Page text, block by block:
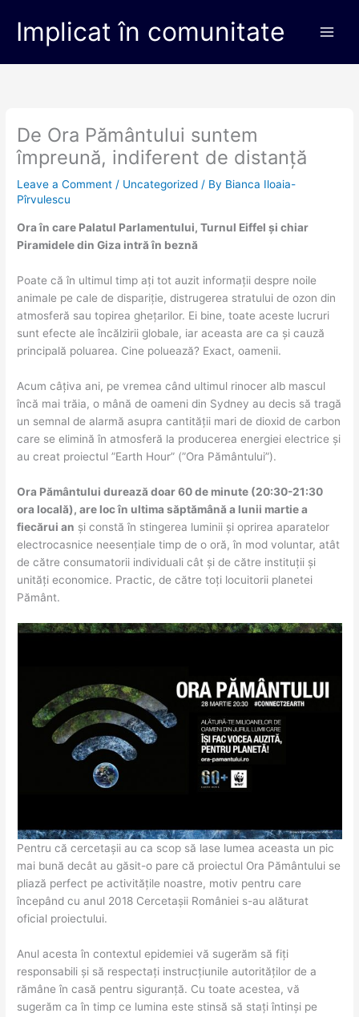
contentImplicat în comunitate
De Ora Pământului suntem
împreună, indiferent de distanță
Leave a Comment / Uncategorized / By Bianca Iloaia-
Pîrvulescu
Ora în care Palatul Parlamentului, Turnul Eiffel și chiar
Piramidele din Giza intră în beznă
Poate că în ultimul timp ați tot auzit informații despre noile
animale pe cale de dispariție, distrugerea stratului de ozon din
atmosferă sau topirea ghețarilor. Ei bine, toate aceste lucruri
sunt efecte ale încălzirii globale, iar aceasta are ca și cauză
principală poluarea. Cine poluează? Exact, oamenii.
Acum câțiva ani, pe vremea când ultimul rinocer alb mascul
încă mai trăia, o mână de oameni din Sydney au decis să tragă
un semnal de alarmă asupra cantității mari de dioxid de carbon
care se elimină în atmosferă la producerea energiei electrice și
au creat proiectul ”Earth Hour” (”Ora Pământului”).
Ora Pământului durează doar 60 de minute (20:30-21:30
ora locală), are loc în ultima săptămână a lunii martie a
fiecărui an și constă în stingerea luminii și oprirea aparatelor
electrocasnice neesențiale timp de o oră, în mod voluntar, atât
de către consumatorii individuali cât și de către instituții și
unități economice. Practic, de către toți locuitorii planetei
Pământ.
Pentru că cercetașii au ca scop să lase lumea aceasta un pic
mai bună decât au găsit-o pare că proiectul Ora Pământului se
pliază perfect pe activitățile noastre, motiv pentru care
începând cu anul 2018 Cercetașii României s-au alăturat
oficial proiectului.
Anul acesta în contextul epidemiei vă sugerăm să fiți
responsabili și să respectați instrucțiunile autorităților de a
rămâne în casă pentru siguranță. Cu toate acestea, vă
sugerăm ca în timp ce lumina este stinsă să stați întinși pe